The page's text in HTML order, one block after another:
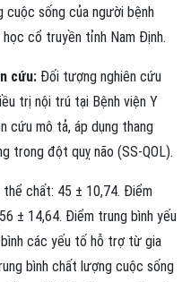
sống của người bệnh
cổ truyền tỉnh Nam Định.
cứu: Đối tượng nghiên cứu
trị nội trú tại Bệnh viện Y
cứu mô tả, áp dụng thang
trong đột quỵ não (SS-QOL).
chất: 45 ± 10,74. Điểm
± 14,64. Điểm trung bình yếu
các yếu tố hỗ trợ từ gia
bình chất lượng cuộc sống